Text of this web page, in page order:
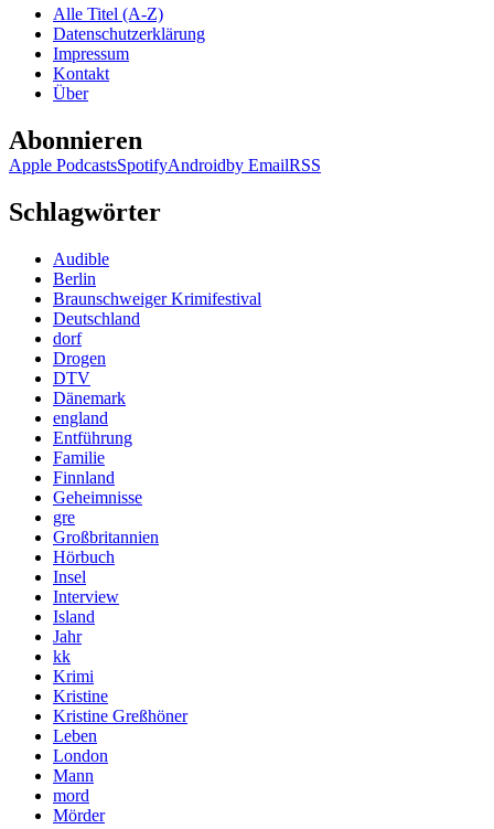
Alle Titel (A-Z)
Datenschutzerklärung
Impressum
Kontakt
Über
Abonnieren
Apple PodcastsSpotifyAndroidby EmailRSS
Schlagwörter
Audible
Berlin
Braunschweiger Krimifestival
Deutschland
dorf
Drogen
DTV
Dänemark
england
Entführung
Familie
Finnland
Geheimnisse
gre
Großbritannien
Hörbuch
Insel
Interview
Island
Jahr
kk
Krimi
Kristine
Kristine Greßhöner
Leben
London
Mann
mord
Mörder